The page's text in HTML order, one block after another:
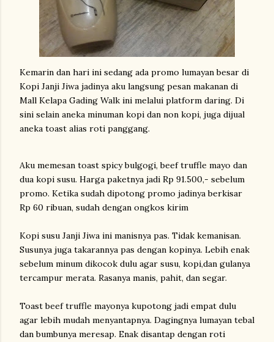
Kemarin dan hari ini sedang ada promo lumayan besar di
Kopi Janji Jiwa jadinya aku langsung pesan makanan di
Mall Kelapa Gading Walk ini melalui platform daring. Di
sini selain aneka minuman kopi dan non kopi, juga dijual
aneka toast alias roti panggang.
Aku memesan toast spicy bulgogi, beef truffle mayo dan
dua kopi susu. Harga paketnya jadi Rp 91.500,- sebelum
promo. Ketika sudah dipotong promo jadinya berkisar
Rp 60 ribuan, sudah dengan ongkos kirim
Kopi susu Janji Jiwa ini manisnya pas. Tidak kemanisan.
Susunya juga takarannya pas dengan kopinya. Lebih enak
sebelum minum dikocok dulu agar susu, kopi,dan gulanya
tercampur merata. Rasanya manis, pahit, dan segar.
Toast beef truffle mayonya kupotong jadi empat dulu
agar lebih mudah menyantapnya. Dagingnya lumayan tebal
dan bumbunya meresap. Enak disantap dengan roti